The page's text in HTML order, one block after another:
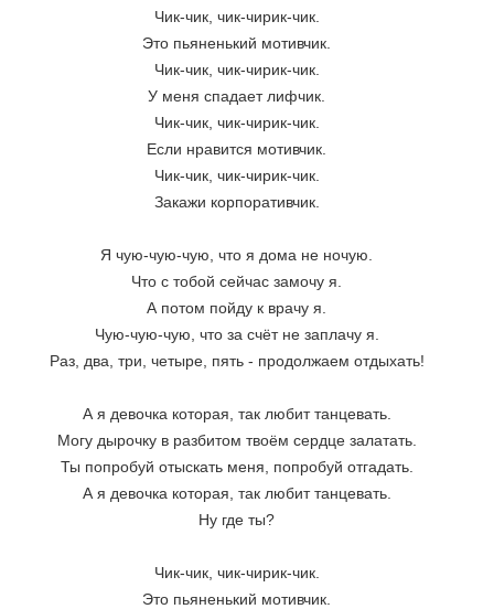
Чик-чик, чик-чирик-чик.
Это пьяненький мотивчик.
Чик-чик, чик-чирик-чик.
У меня спадает лифчик.
Чик-чик, чик-чирик-чик.
Если нравится мотивчик.
Чик-чик, чик-чирик-чик.
Закажи корпоративчик.
Я чую-чую-чую, что я дома не ночую.
Что с тобой сейчас замочу я.
А потом пойду к врачу я.
Чую-чую-чую, что за счёт не заплачу я.
Раз, два, три, четыре, пять - продолжаем отдыхать!
А я девочка которая, так любит танцевать.
Могу дырочку в разбитом твоём сердце залатать.
Ты попробуй отыскать меня, попробуй отгадать.
А я девочка которая, так любит танцевать.
Ну где ты?
Чик-чик, чик-чирик-чик.
Это пьяненький мотивчик.